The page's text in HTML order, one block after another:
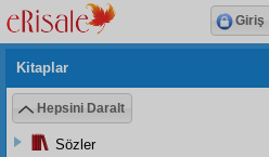
Kitaplar
Hepsini Daralt
Sözler
Giriş